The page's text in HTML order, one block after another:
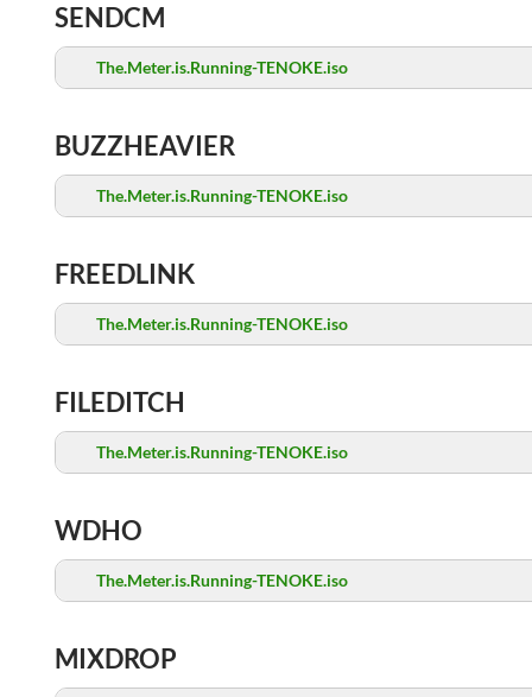
SENDCM
The.Meter.is.Running-TENOKE.iso
BUZZHEAVIER
The.Meter.is.Running-TENOKE.iso
FREEDLINK
The.Meter.is.Running-TENOKE.iso
FILEDITCH
The.Meter.is.Running-TENOKE.iso
WDHO
The.Meter.is.Running-TENOKE.iso
MIXDROP